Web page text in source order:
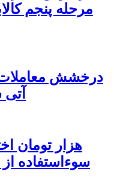
مرحله پنجم
درخشش معاملات
سوءاستفاده